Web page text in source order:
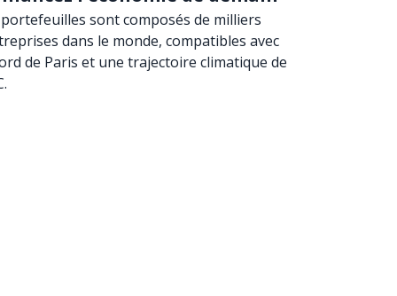
sont composés de milliers
dans le monde, compatibles avec
de Paris et une trajectoire climatique de